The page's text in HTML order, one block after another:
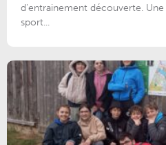
d'entrainement découverte.
sport...